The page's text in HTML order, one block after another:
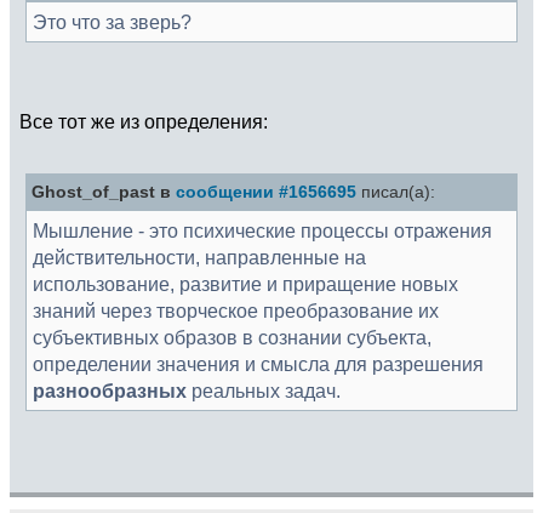
Это что за зверь?
Все тот же из определения:
Ghost_of_past в сообщении #1656695 писал(а):
Мышление - это психические процессы отражения
действительности, направленные на
использование, развитие и приращение новых
знаний через творческое преобразование их
субъективных образов в сознании субъекта,
определении значения и смысла для разрешения
разнообразных реальных задач.